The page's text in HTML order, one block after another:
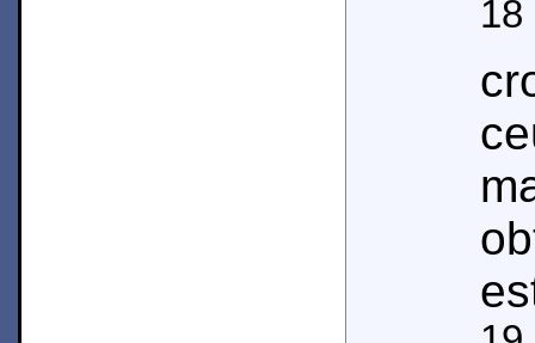
18